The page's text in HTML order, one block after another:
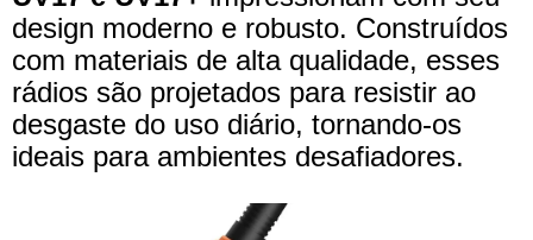
design moderno e robusto. Construídos
com materiais de alta qualidade, esses
rádios são projetados para resistir ao
desgaste do uso diário, tornando-os
ideais para ambientes desafiadores.